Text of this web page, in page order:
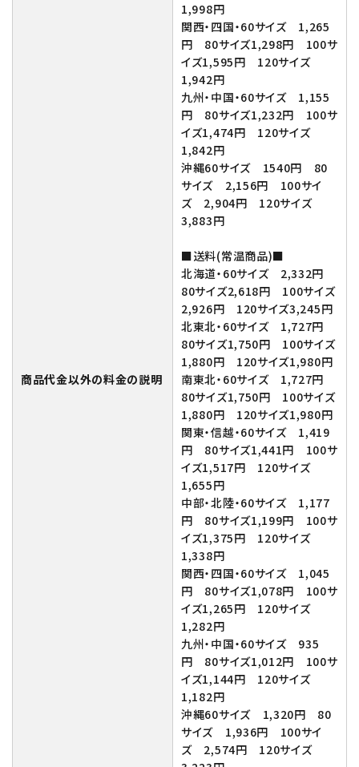
商品代金以外の料金の説明
1,998円
関西・四国・60サイズ 1,265
円 80サイズ1,298円 100サ
イズ1,595円 120サイズ
1,942円
九州・中国・60サイズ 1,155
円 80サイズ1,232円 100サ
イズ1,474円 120サイズ
1,842円
沖縄60サイズ 1540円 80
サイズ 2,156円 100サイ
ズ 2,904円 120サイズ
3,883円
■送料(常温商品)■
北海道・60サイズ 2,332円
80サイズ2,618円 100サイズ
2,926円 120サイズ3,245円
北東北・60サイズ 1,727円
80サイズ1,750円 100サイズ
1,880円 120サイズ1,980円
南東北・60サイズ 1,727円
80サイズ1,750円 100サイズ
1,880円 120サイズ1,980円
関東・信越・60サイズ 1,419
円 80サイズ1,441円 100サ
イズ1,517円 120サイズ
1,655円
中部・北陸・60サイズ 1,177
円 80サイズ1,199円 100サ
イズ1,375円 120サイズ
1,338円
関西・四国・60サイズ 1,045
円 80サイズ1,078円 100サ
イズ1,265円 120サイズ
1,282円
九州・中国・60サイズ 935
円 80サイズ1,012円 100サ
イズ1,144円 120サイズ
1,182円
沖縄60サイズ 1,320円 80
サイズ 1,936円 100サイ
ズ 2,574円 120サイズ